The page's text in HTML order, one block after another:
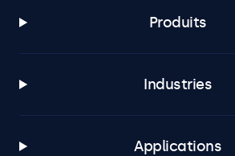
Produits
Industries
Applications